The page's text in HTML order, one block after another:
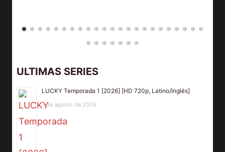
ULTIMAS SERIES
LUCKY Temporada 1 [2026] [HD 720p, Latino/Inglés]
7 de agosto de 2026